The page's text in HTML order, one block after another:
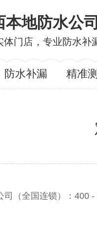
本地防水公司
体门店，专业防水补
防水补漏 精准
司（全国连锁）：400